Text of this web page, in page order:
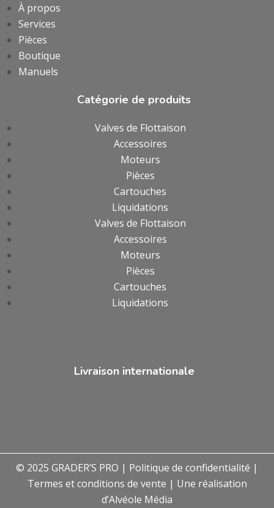
À propos
Services
Pièces
Boutique
Manuels
Catégorie de produits
Valves de Flottaison
Accessoires
Moteurs
Pièces
Cartouches
Liquidations
Valves de Flottaison
Accessoires
Moteurs
Pièces
Cartouches
Liquidations
Livraison internationale
© 2025 GRADER’S PRO | Politique de confidentialité |
Termes et conditions de vente | Une réalisation
d’Alvéole Média